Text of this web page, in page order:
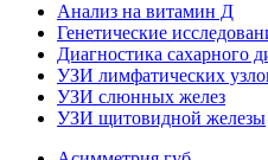
Анализ на витамин Д
Генетические
Диагностика сахарного
УЗИ лимфатических
УЗИ слюнных желез
УЗИ щитовидной железы